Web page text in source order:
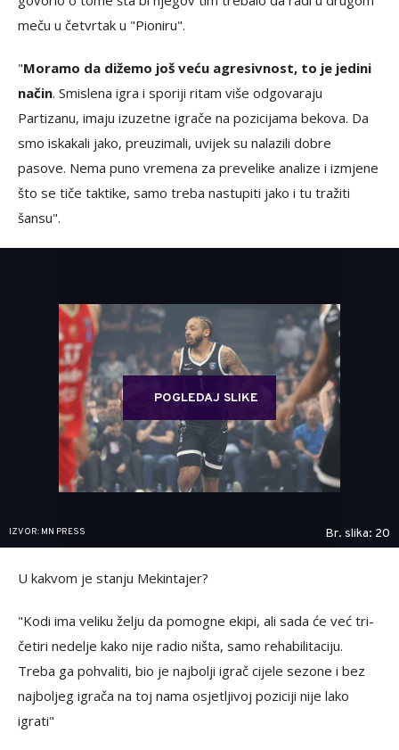
meču u četvrtak u "Pioniru".
"Moramo da dižemo još veću agresivnost, to je jedini
način. Smislena igra i sporiji ritam više odgovaraju
Partizanu, imaju izuzetne igrače na pozicijama bekova. Da
smo iskakali jako, preuzimali, uvijek su nalazili dobre
pasove. Nema puno vremena za prevelike analize i izmjene
što se tiče taktike, samo treba nastupiti jako i tu tražiti
šansu".
POGLEDAJ SLIKE
IZVOR: MN PRESS Br. slika: 20
U kakvom je stanju Mekintajer?
"Kodi ima veliku želju da pomogne ekipi, ali sada će već tri-
četiri nedelje kako nije radio ništa, samo rehabilitaciju.
Treba ga pohvaliti, bio je najbolji igrač cijele sezone i bez
najboljeg igrača na toj nama osjetljivoj poziciji nije lako
igrati"